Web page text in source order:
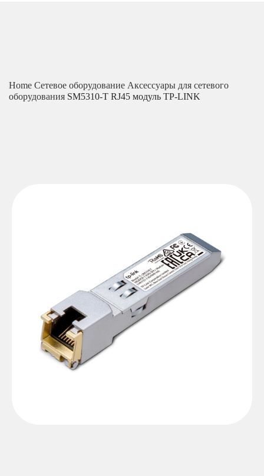
Home Сетевое оборудование Аксессуары для сетевого
оборудования SM5310-T RJ45 модуль TP-LINK